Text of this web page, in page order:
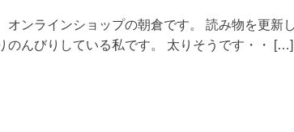
オンラインショップの朝倉です。 読み物を更
のんびりしている私です。 太りそうです・・ […]